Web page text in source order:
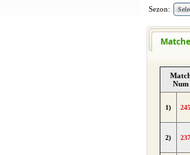
Sezon:
Num
1)
2)